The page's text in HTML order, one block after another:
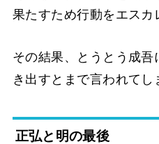
果たすため行動をエスカ
その結果、とうとう成
き出すとまで言われてし
正弘と明の最後